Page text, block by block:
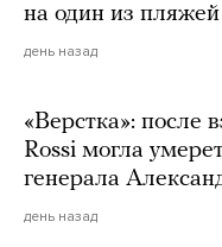
на один из
день назад
«Верстка»: после
Rossi могла
генерала
день назад